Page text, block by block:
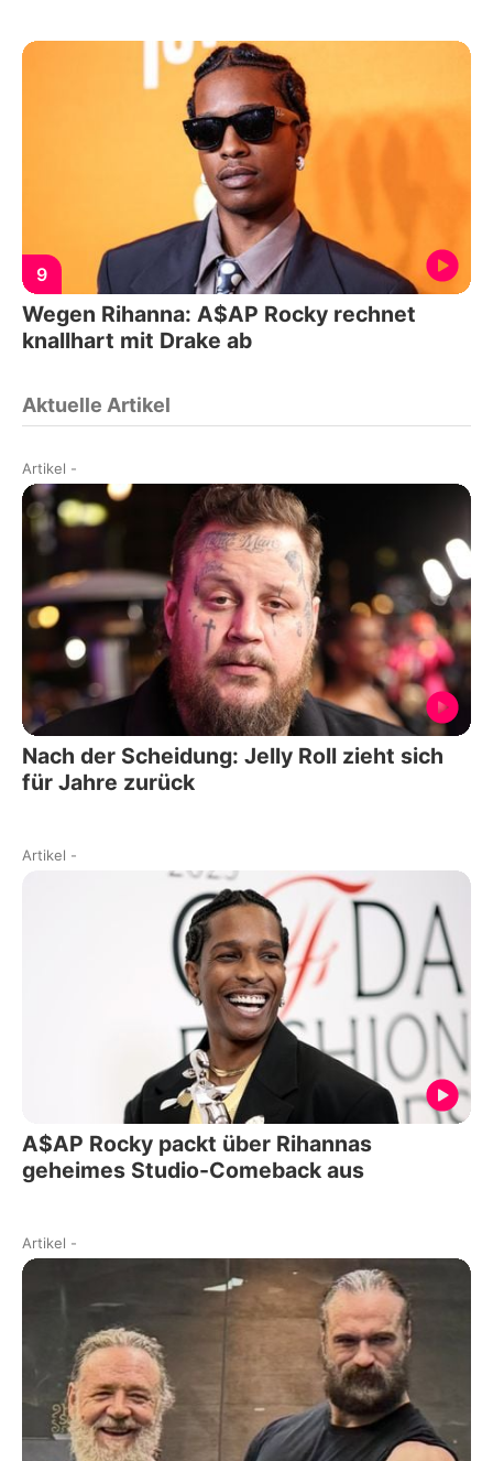
9
Wegen Rihanna: A$AP Rocky rechnet
knallhart mit Drake ab
Aktuelle Artikel
Artikel -
Nach der Scheidung: Jelly Roll zieht sich
für Jahre zurück
Artikel -
A$AP Rocky packt über Rihannas
geheimes Studio-Comeback aus
Artikel -